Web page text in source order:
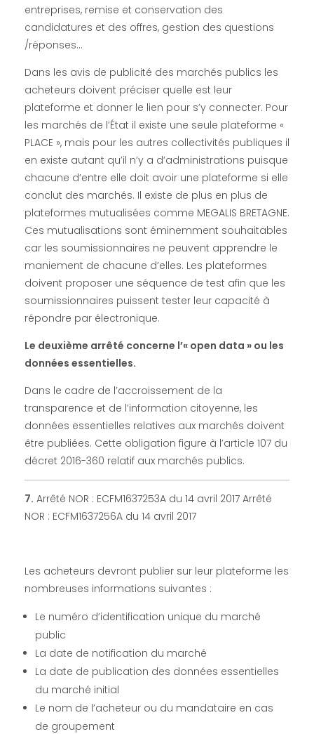
entreprises, remise et conservation des
candidatures et des offres, gestion des questions
/réponses…
Dans les avis de publicité des marchés publics les
acheteurs doivent préciser quelle est leur
plateforme et donner le lien pour s’y connecter. Pour
les marchés de l’État il existe une seule plateforme «
PLACE », mais pour les autres collectivités publiques il
en existe autant qu’il n’y a d’administrations puisque
chacune d’entre elle doit avoir une plateforme si elle
conclut des marchés. Il existe de plus en plus de
plateformes mutualisées comme MEGALIS BRETAGNE.
Ces mutualisations sont éminemment souhaitables
car les soumissionnaires ne peuvent apprendre le
maniement de chacune d’elles. Les plateformes
doivent proposer une séquence de test afin que les
soumissionnaires puissent tester leur capacité à
répondre par électronique.
Le deuxième arrêté concerne l’« open data » ou les
données essentielles.
Dans le cadre de l’accroissement de la
transparence et de l’information citoyenne, les
données essentielles relatives aux marchés doivent
être publiées. Cette obligation figure à l’article 107 du
décret 2016-360 relatif aux marchés publics.
7. Arrêté NOR : ECFM1637253A du 14 avril 2017 Arrêté
NOR : ECFM1637256A du 14 avril 2017
Les acheteurs devront publier sur leur plateforme les
nombreuses informations suivantes :
Le numéro d’identification unique du marché
public
La date de notification du marché
La date de publication des données essentielles
du marché initial
Le nom de l’acheteur ou du mandataire en cas
de groupement